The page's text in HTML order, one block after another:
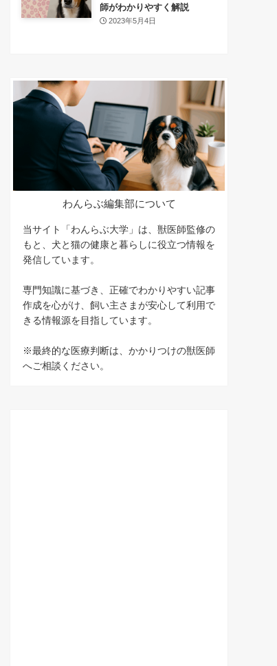
師がわかりやすく解説
2023年5月4日
わんらぶ編集部について
当サイト「わんらぶ大学」は、獣医師監修の
もと、犬と猫の健康と暮らしに役立つ情報を
発信しています。
専門知識に基づき、正確でわかりやすい記事
作成を心がけ、飼い主さまが安心して利用で
きる情報源を目指しています。
※最終的な医療判断は、かかりつけの獣医師
へご相談ください。